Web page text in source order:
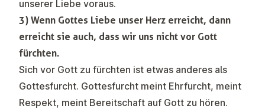
unserer Liebe voraus.
3) Wenn Gottes Liebe unser Herz erreicht, dann
erreicht sie auch, dass wir uns nicht vor Gott
fürchten.
Sich vor Gott zu fürchten ist etwas anderes als
Gottesfurcht. Gottesfurcht meint Ehrfurcht, meint
Respekt, meint Bereitschaft auf Gott zu hören.